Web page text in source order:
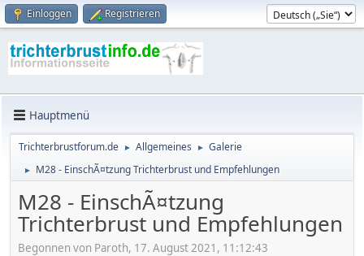
Einloggen Registrieren
Hauptmenü
Trichterbrustforum.de ► Allgemeines ► Galerie
► M28 - EinschÃ¤tzung Trichterbrust und Empfehlungen
M28 - EinschÃ¤tzung
Trichterbrust und Empfehlungen
Begonnen von Paroth, 17. August 2021, 11:12:43